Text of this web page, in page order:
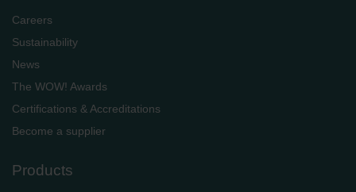
Careers
Sustainability
News
The WOW! Awards
Certifications & Accreditations
Become a supplier
Products